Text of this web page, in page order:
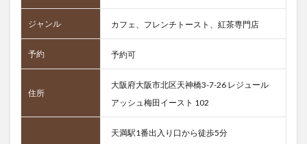
ジャンル カフェ、フレンチトースト、紅茶専門店
予約 予約可
住所
大阪府大阪市北区天神橋3-7-26 レジュール
アッシュ梅田イースト 102
天満駅1番出入り口から徒歩5分